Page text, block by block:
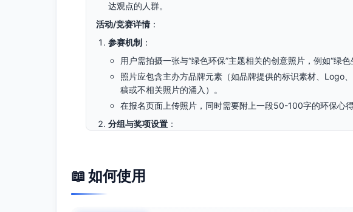
达观点的人群。
活动/竞赛详情：
参赛机制 ：
用户需拍摄一张与“绿色环保”主题相关的创意照片，例如“绿色
照片应包含主办方品牌元素（如品牌提供的标识素材、Logo
稿或不相关照片的涌入）。
在报名页面上传照片，同时需要附上一段50-100字的环保心
分组与奖项设置 ：
评选方式：
📖 如何使用